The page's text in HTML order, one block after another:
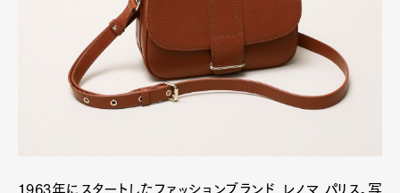
1963年にスタートしたファッションブランド、レノマ パリス。写